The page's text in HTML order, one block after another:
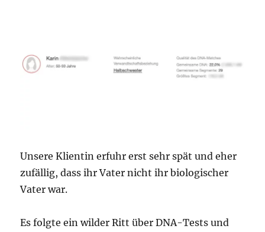
Unsere Klientin erfuhr erst sehr spät und eher
zufällig, dass ihr Vater nicht ihr biologischer
Vater war.
Es folgte ein wilder Ritt über DNA-Tests und